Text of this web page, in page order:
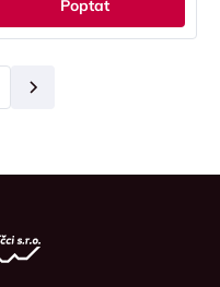
Poptat